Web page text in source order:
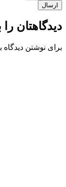
ارسال
دیدگاهتان را
برای نوشتن دیدگاه